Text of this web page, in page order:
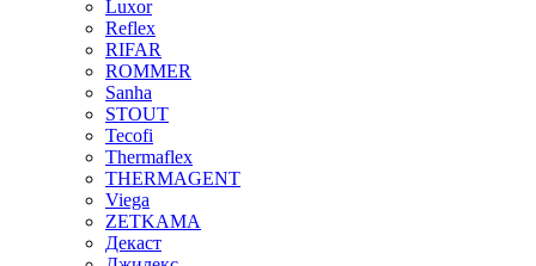
Luxor
Reflex
RIFAR
ROMMER
Sanha
STOUT
Tecofi
Thermaflex
THERMAGENT
Viega
ZETKAMA
Декаст